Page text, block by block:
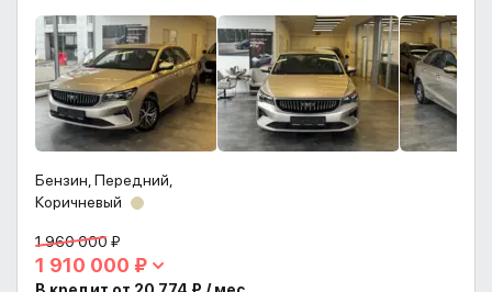
Бензин, Передний,
Коричневый
1 960 000 ₽
1 910 000 ₽